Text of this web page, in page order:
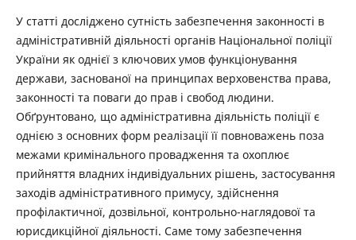
У статті досліджено сутність забезпечення законності в
адміністративній діяльності органів Національної поліції
України як однієї з ключових умов функціонування
держави, заснованої на принципах верховенства права,
законності та поваги до прав і свобод людини.
Обґрунтовано, що адміністративна діяльність поліції є
однією з основних форм реалізації її повноважень поза
межами кримінального провадження та охоплює
прийняття владних індивідуальних рішень, застосування
заходів адміністративного примусу, здійснення
профілактичної, дозвільної, контрольно-наглядової та
юрисдикційної діяльності. Саме тому забезпечення